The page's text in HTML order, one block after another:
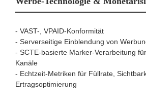
- VAST-, VPAID-Konformität
- Serverseitige Einblendung von
- SCTE-basierte Marker-Verarbeitung
Kanäle
- Echtzeit-Metriken für Füllrate,
Ertragsoptimierung